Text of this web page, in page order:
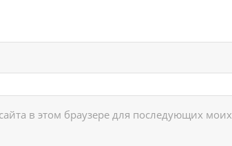
в этом браузере для последующих моих